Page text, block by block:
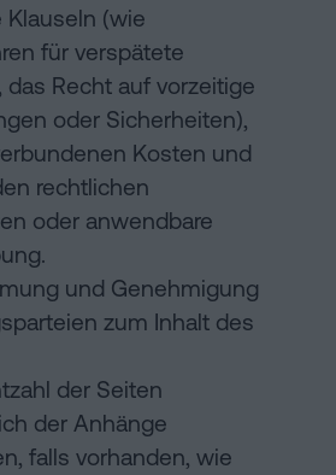
Klauseln (wie
für verspätete
das Recht auf vorzeitige
oder Sicherheiten),
Kosten und
rechtlichen
oder anwendbare
und Genehmigung
zum Inhalt des
der Seiten
der Anhänge
falls vorhanden, wie